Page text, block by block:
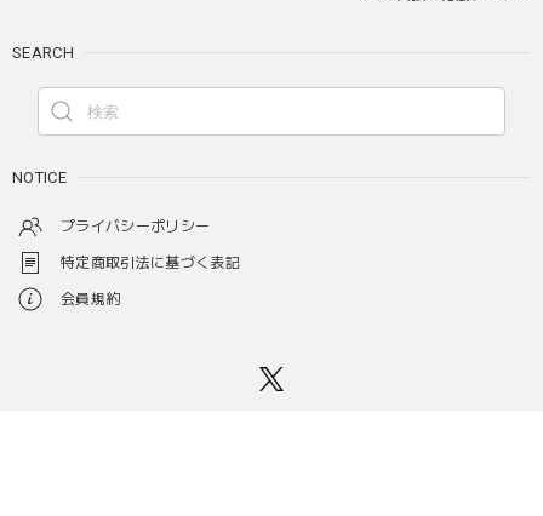
SEARCH
NOTICE
プライバシーポリシー
特定商取引法に基づく表記
会員規約